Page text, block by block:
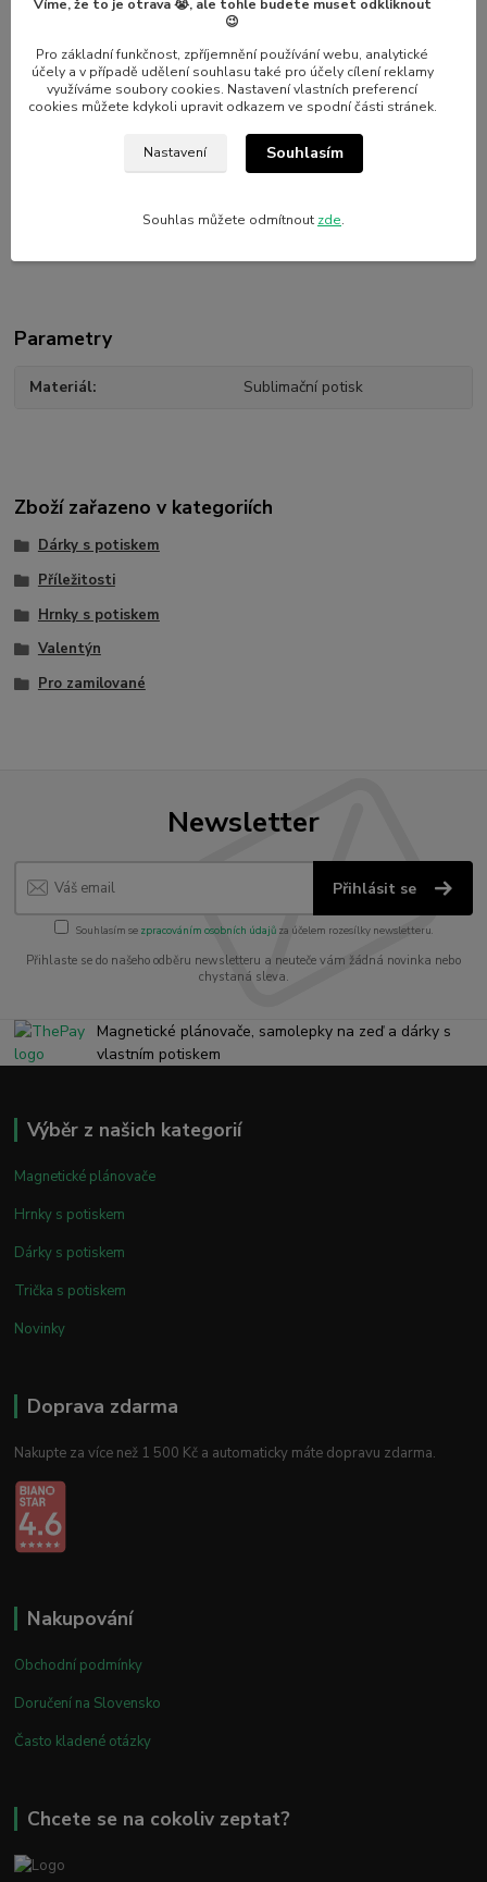
(např. na jiný hrnek, dlaždičku, polštářek apod.) Stačí, když nám
Standardně je plecháček natisknutý pro praváka. Pokud si budete
přát jiné umístění potisku, dopište prosím tuto informaci do
poznámky v košíku.
Parametry
Materiál Sublimační potisk
Zboží zařazeno v kategoriích
Dárky s potiskem
Příležitosti
Hrnky s potiskem
Valentýn
Pro zamilované
Newsletter
Přihlásit se
Souhlasím se zpracováním osobních údajůza účelem rozesílky newsletteru.
Přihlaste se do našeho odběru newsletteru a neuteče vám žádná novinka nebo
chystaná sleva.
Magnetické plánovače, samolepky na zeď a dárky s
vlastním potiskem
Výběr z našich kategorií
Magnetické plánovače
Hrnky s potiskem
Dárky s potiskem
Trička s potiskem
Novinky
Doprava zdarma
Nakupte za více než 1 500 Kč a automaticky máte dopravu zdarma.
Nakupování
Obchodní podmínky
Doručení na Slovensko
Často kladené otázky
Chcete se na cokoliv zeptat?
Víme, že to je otrava 😭, ale tohle budete muset odkliknout
😉
Pro základní funkčnost, zpříjemnění používání webu, analytické
účely a v případě udělení souhlasu také pro účely cílení reklamy
využíváme soubory cookies. Nastavení vlastních preferencí
cookies můžete kdykoli upravit odkazem ve spodní části stránek.
Nastavení Souhlasím
Souhlas můžete odmítnout zde.